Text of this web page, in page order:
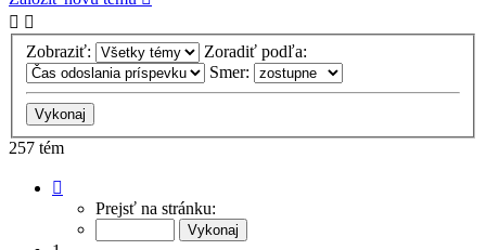
Zobraziť:
Zoradiť podľa:
Smer:
257 tém
Prejsť na stránku: